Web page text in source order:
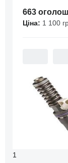
663
Ціна: 1 100
1